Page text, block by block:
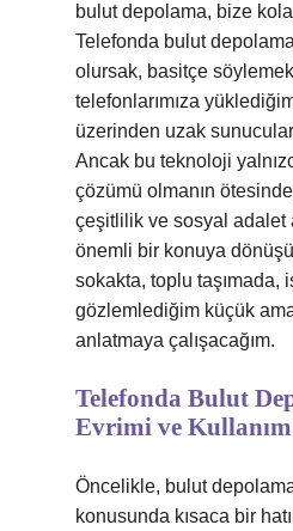
bulut depolama, bize
Telefonda bulut
olursak, basitçe
telefonlarımıza
üzerinden uzak
Ancak bu teknoloji
çözümü olmanın
çeşitlilik ve sosyal adalet
önemli bir konuya
sokakta, toplu taşımada,
gözlemlediğim küçük
anlatmaya çalışacağım.
Telefonda Bulut
Evrimi ve Kullanım
Öncelikle, bulut
konusunda kısaca bir